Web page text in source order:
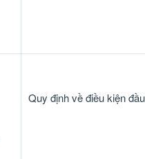
Quy định về điều kiện